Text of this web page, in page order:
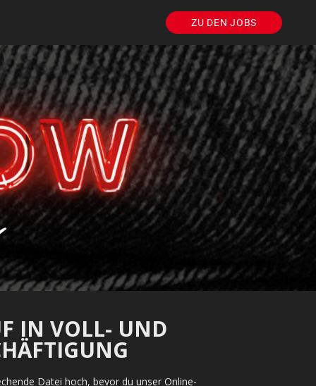
ZU DEN JOBS
IN VOLL- UND
Datei hoch, bevor du unser Online-